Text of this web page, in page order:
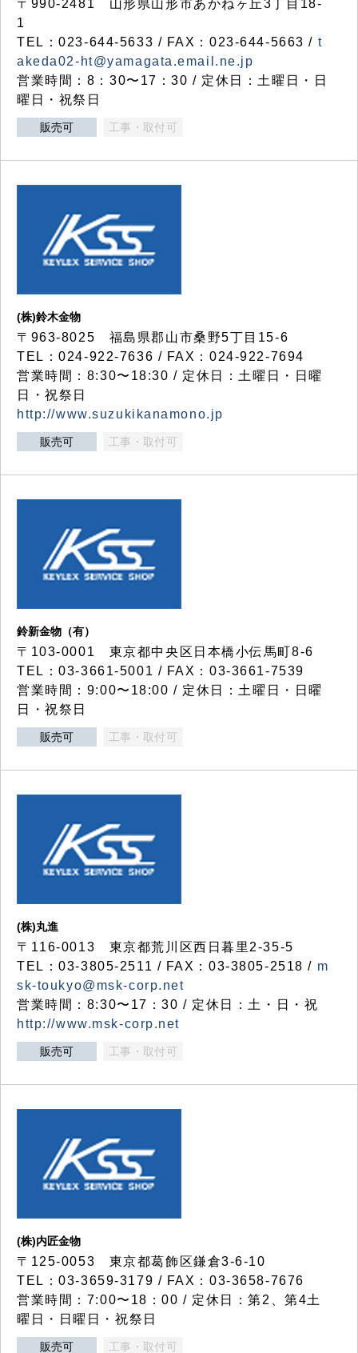
〒990-2481 山形県山形市あかねヶ丘3丁目18-
1
TEL：023-644-5633 / FAX：023-644-5663 / t
akeda02-ht@yamagata.email.ne.jp
営業時間：8：30〜17：30 / 定休日：土曜日・日
曜日・祝祭日
販売可 工事・取付可
(株)鈴木金物
〒963-8025 福島県郡山市桑野5丁目15-6
TEL：024-922-7636 / FAX：024-922-7694
営業時間：8:30〜18:30 / 定休日：土曜日・日曜
日・祝祭日
http://www.suzukikanamono.jp
販売可 工事・取付可
鈴新金物（有）
〒103-0001 東京都中央区日本橋小伝馬町8-6
TEL：03-3661-5001 / FAX：03-3661-7539
営業時間：9:00〜18:00 / 定休日：土曜日・日曜
日・祝祭日
販売可 工事・取付可
(株)丸進
〒116-0013 東京都荒川区西日暮里2-35-5
TEL：03-3805-2511 / FAX：03-3805-2518 / m
sk-toukyo@msk-corp.net
営業時間：8:30〜17：30 / 定休日：土・日・祝
http://www.msk-corp.net
販売可 工事・取付可
(株)内匠金物
〒125-0053 東京都葛飾区鎌倉3-6-10
TEL：03-3659-3179 / FAX：03-3658-7676
営業時間：7:00〜18：00 / 定休日：第2、第4土
曜日・日曜日・祝祭日
販売可 工事・取付可